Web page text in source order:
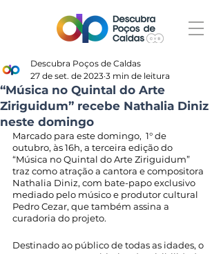
“Música no Quintal do Arte
Ziriguidum” recebe Nathalia Diniz
neste domingo
Descubra Poços de Caldas
27 de set. de 2023 3 min de leitura
Marcado para este domingo,  1° de
outubro, às 16h, a terceira edição do
“Música no Quintal do Arte Ziriguidum”
traz como atração a cantora e compositora
Nathalia Diniz, com bate-papo exclusivo
mediado pelo músico e produtor cultural
Pedro Cezar, que também assina a
curadoria do projeto.
Destinado ao público de todas as idades, o